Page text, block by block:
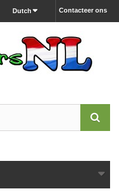
Contacteer ons
Dutch